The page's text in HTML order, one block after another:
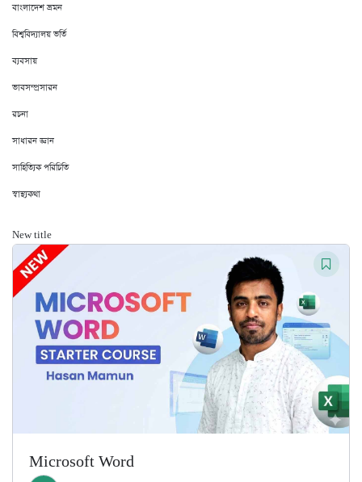
বাংলাদেশ ভ্রমন
বিশ্ববিদ্যালয় ভর্তি
ব্যবসায়
ভাবসম্প্রসারন
রচনা
সাধারন জ্ঞান
সাহিত্যিক পরিচিতি
স্বাস্থ্যকথা
New title
Microsoft Word